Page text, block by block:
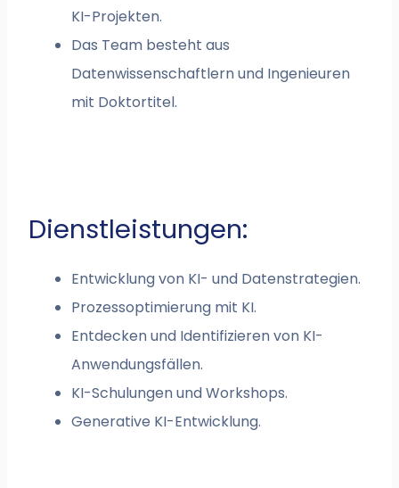
KI-Projekten.
Das Team besteht aus
Datenwissenschaftlern und Ingenieuren
mit Doktortitel.
Dienstleistungen:
Entwicklung von KI- und Datenstrategien.
Prozessoptimierung mit KI.
Entdecken und Identifizieren von KI-
Anwendungsfällen.
KI-Schulungen und Workshops.
Generative KI-Entwicklung.